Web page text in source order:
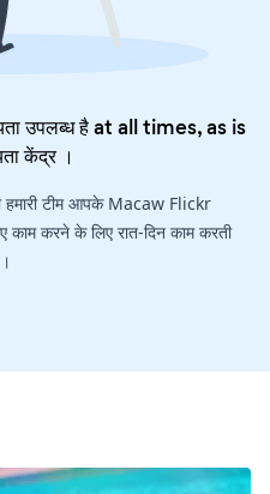
उपलब्ध है at all times, as is
केंद्र।
हमारी टीम आपके Macaw Flickr
करने के लिए रात-दिन काम करती